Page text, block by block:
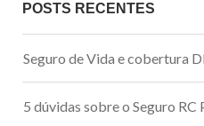
POSTS RECENTES
Seguro de Vida e cobertura
5 dúvidas sobre o Seguro RC